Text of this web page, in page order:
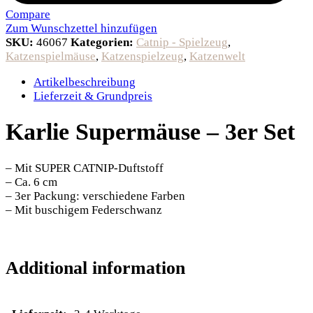
Compare
Zum Wunschzettel hinzufügen
SKU: 46067 Kategorien: Catnip - Spielzeug,
Katzenspielmäuse, Katzenspielzeug, Katzenwelt
Artikelbeschreibung
Lieferzeit & Grundpreis
Karlie Supermäuse – 3er Set
– Mit SUPER CATNIP-Duftstoff
– Ca. 6 cm
– 3er Packung: verschiedene Farben
– Mit buschigem Federschwanz
Additional information